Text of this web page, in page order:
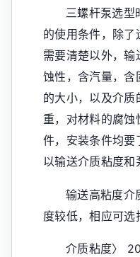
三螺杆泵选型
的使用条件，除了
需要清楚以外，
蚀性，含汽量，含
的大小，以及介质
重，对材料的腐蚀
件，安装条件均要
以输送介质粘度和
输送高粘度介
度较低，相应可选
介质粘度〉